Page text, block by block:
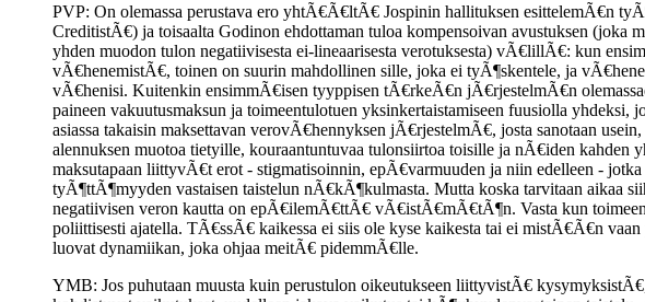
PVP: On olemassa perustava ero yhtÃ€Ã€ltÃ€ Jospinin hallituksen esittelemÃ€n
CreditistÃ€) ja toisaalta Godinon ehdottaman tuloa kompensoivan avustuksen
yhden muodon tulon negatiivisesta ei-lineaarisesta verotuksesta) vÃ€lillÃ€: kun
vÃ€henemistÃ€, toinen on suurin mahdollinen sille, joka ei tyÃ¶skentele, ja
vÃ€henisi. Kuitenkin ensimmÃ€isen tyyppisen tÃ€rkeÃ€n jÃ€rjestelmÃ€n
paineen vakuutusmaksun ja toimeentulotuen yksinkertaistamiseen fuusiolla
asiassa takaisin maksettavan verovÃ€hennyksen jÃ€rjestelmÃ€, josta sanotaan
alennuksen muotoa tietyille, kouraantuntuvaa tulonsiirtoa toisille ja nÃ€iden
maksutapaan liittyvÃ€t erot - stigmatisoinnin, epÃ€varmuuden ja niin edelleen -
tyÃ¶ttÃ¶myyden vastaisen taistelun nÃ€kÃ¶kulmasta. Mutta koska tarvitaan aikaa
negatiivisen veron kautta on epÃ€ilemÃ€ttÃ€ vÃ€istÃ€mÃ€tÃ¶n. Vasta kun
poliittisesti ajatella. TÃ€ssÃ€ kaikessa ei siis ole kyse kaikesta tai ei mistÃ€Ã€n
luovat dynamiikan, joka ohjaa meitÃ€ pidemmÃ€lle.
YMB: Jos puhutaan muusta kuin perustulon oikeutukseen liittyvistÃ€